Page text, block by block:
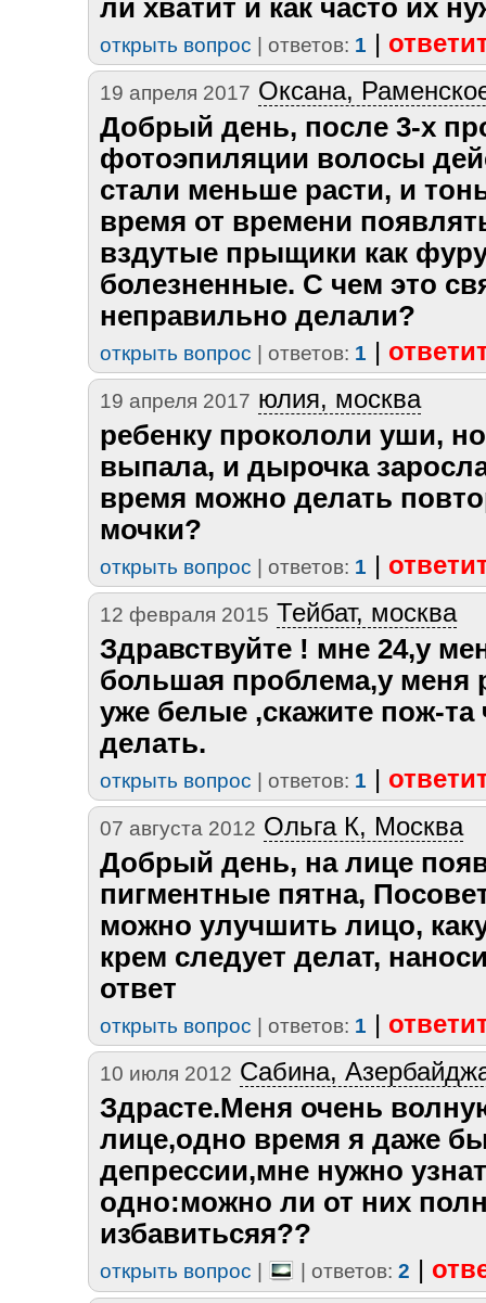
ли хватит и как часто их
открыть вопрос | ответов: 1 |
19 апреля 2017 Оксана,
Добрый день, после 3-х
фотоэпиляции волосы
стали меньше расти, и
время от времени
вздутые прыщики как
болезненные. С чем это
неправильно делали?
открыть вопрос | ответов: 1 |
19 апреля 2017 юлия, москва
ребенку прокололи уши,
выпала, и дырочка
время можно делать
мочки?
открыть вопрос | ответов: 1 |
12 февраля 2015 Тейбат, москва
Здравствуйте ! мне 24,у
большая проблема,у меня
уже белые ,скажите пож-та
делать.
открыть вопрос | ответов: 1 |
07 августа 2012 Ольга К, Москва
Добрый день, на лице
пигментные пятна,
можно улучшить лицо,
крем следует делат,
ответ
открыть вопрос | ответов: 1 |
10 июля 2012 Сабина,
Здрасте.Меня очень
лице,одно время я даже
депрессии,мне нужно
одно:можно ли от них
избавитьсяя??
открыть вопрос | | ответов: 2 |